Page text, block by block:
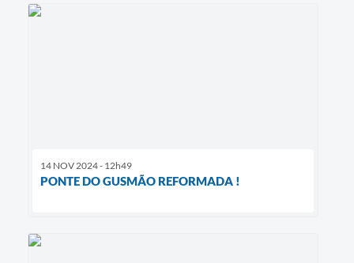
14 NOV 2024 - 12h49
PONTE DO GUSMÃO REFORMADA !